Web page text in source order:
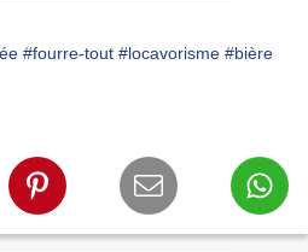
#fourre-tout #locavorisme #bière